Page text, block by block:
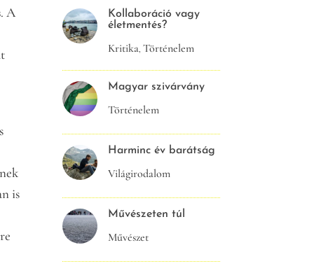
. A
is
Kollaboráció vagy
életmentés?
Kritika,Történelem
Magyar szivárvány
Történelem
Harminc év barátság
Világirodalom
Művészeten túl
Művészet